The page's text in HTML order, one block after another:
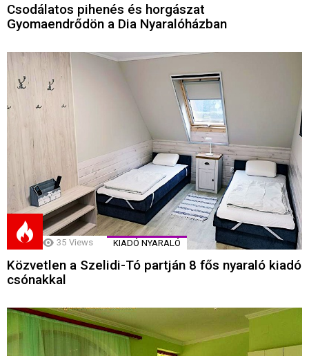
Csodálatos pihenés és horgászat
Gyomaendrődön a Dia Nyaralóházban
35 Views KIADÓ NYARALÓ
Közvetlen a Szelidi-Tó partján 8 fős nyaraló kiadó
csónakkal